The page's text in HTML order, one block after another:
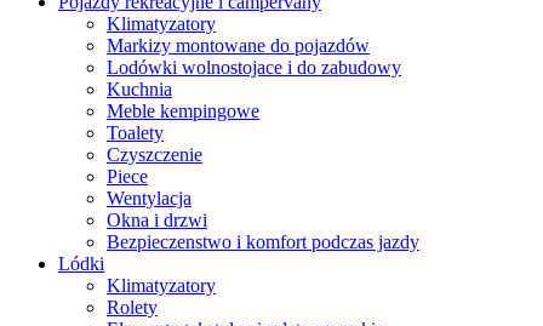
Klimatyzatory
Markizy montowane do pojazdów
Lodówki wolnostojace i do zabudowy
Kuchnia
Meble kempingowe
Toalety
Czyszczenie
Piece
Wentylacja
Okna i drzwi
Bezpieczenstwo i komfort podczas jazdy
Lódki
Klimatyzatory
Rolety